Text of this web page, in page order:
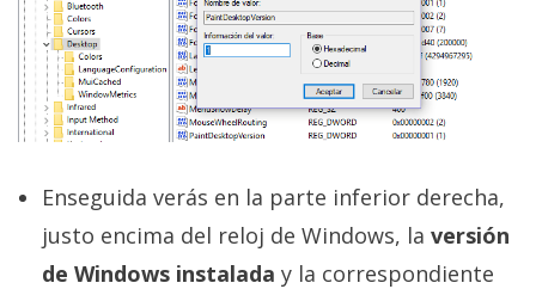
Enseguida verás en la parte inferior derecha,
justo encima del reloj de Windows, la versión
de Windows instalada y la correspondiente